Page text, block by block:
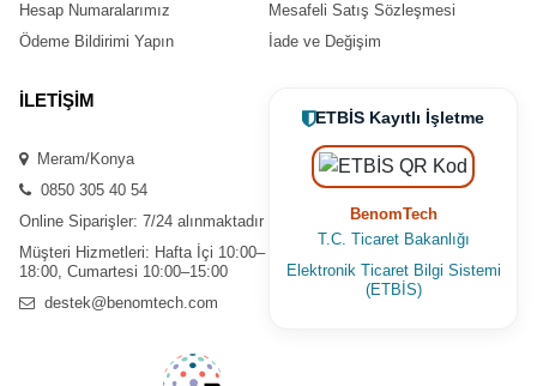
Hesap Numaralarımız
Ödeme Bildirimi Yapın
Mesafeli Satış Sözleşmesi
İade ve Değişim
İLETİŞİM
Meram/Konya
0850 305 40 54
Online Siparişler: 7/24 alınmaktadır
Müşteri Hizmetleri: Hafta İçi 10:00–
18:00, Cumartesi 10:00–15:00
destek@benomtech.com
ETBİS Kayıtlı İşletme
BenomTech
T.C. Ticaret Bakanlığı
Elektronik Ticaret Bilgi Sistemi
(ETBİS)